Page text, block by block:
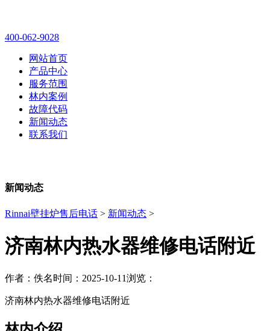
400-062-9028
网站首页
产品中心
服务范围
林内案例
故障代码
新闻动态
联系我们
新闻动态
Rinnai壁挂炉售后电话 > 新闻动态 >
济南林内热水器维修电话附近
作者：佚名时间：2025-10-11浏览：
济南林内热水器维修电话附近